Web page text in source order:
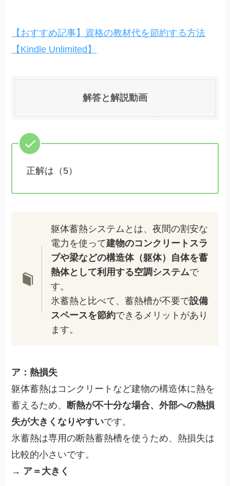
【おすすめ記事】資格の教材代を節約する方法
【Kindle Unlimited】
解答と解説動画
正解は（5）
躯体蓄熱システムとは、夜間の割安な
電力を使って建物のコンクリートスラ
ブや梁などの構造体（躯体）自体を蓄
熱体として利用する空調システムで
す。
氷蓄熱と比べて、蓄熱槽が不要で設備
スペースを節約できるメリットがあり
ます。
ア：熱損失
躯体蓄熱はコンクリートなど建物の構造体に熱を
蓄えるため、 断熱が不十分な場合、外部への熱損
失が大きくなりやすいです。
氷蓄熱は専用の断熱蓄熱槽を使うため、熱損失は
比較的小さいです。
→ ア＝大きく